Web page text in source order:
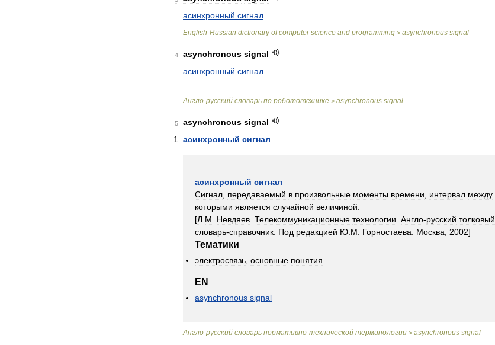
асинхронный сигнал
English-Russian dictionary of computer science and programming > asynchronous signal
4 asynchronous signal
асинхронный сигнал
Англо-русский словарь по робототехнике > asynchronous signal
5 asynchronous signal
асинхронный сигнал
асинхронный сигнал
Сигнал передаваемый в произвольные моменты времени интервал между
которыми является случайной величиной
[Л М Невдяев Телекоммуникационные технологии Англо-русский толковый
словарь-справочник Под редакцией Ю М Горностаева Москва 2002]
Тематики
электросвязь основные понятия
EN
asynchronous signal
Англо-русский словарь нормативно-технической терминологии > asynchronous signal